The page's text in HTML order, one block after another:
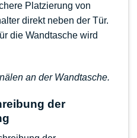
Platzierung von
direkt neben der Tür.
die Wandtasche wird
an der Wandtasche.
der